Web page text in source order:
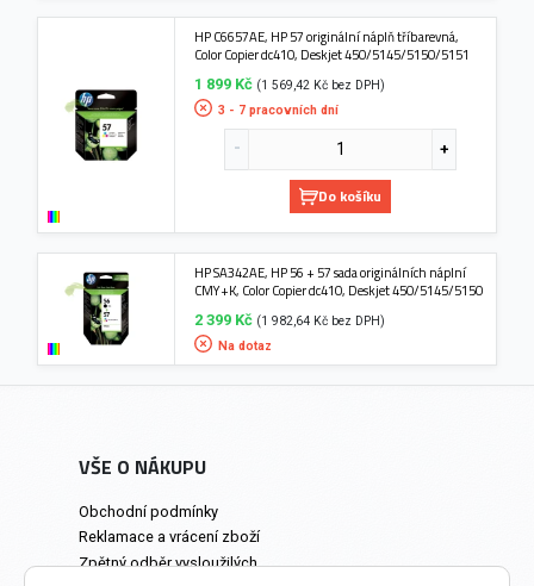
HP C6657AE, HP 57 originální náplň tříbarevná,
Color Copier dc410, Deskjet 450/5145/5150/5151
1 899 Kč (1 569,42 Kč bez DPH)
3 - 7 pracovních dní
Do košíku
HP SA342AE, HP 56 + 57 sada originálních náplní
CMY+K, Color Copier dc410, Deskjet 450/5145/5150
2 399 Kč (1 982,64 Kč bez DPH)
Na dotaz
VŠE O NÁKUPU
Obchodní podmínky
Reklamace a vrácení zboží
Zpětný odběr vysloužilých